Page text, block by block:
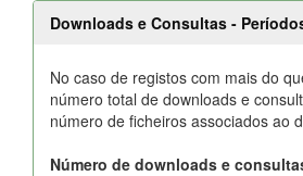
Downloads e Consultas -
No caso de registos com mais do
número total de downloads e
número de ficheiros associados ao
Número de downloads e